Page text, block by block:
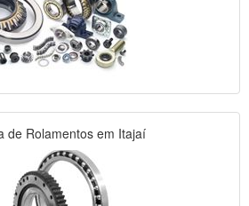
de Rolamentos em Itajaí